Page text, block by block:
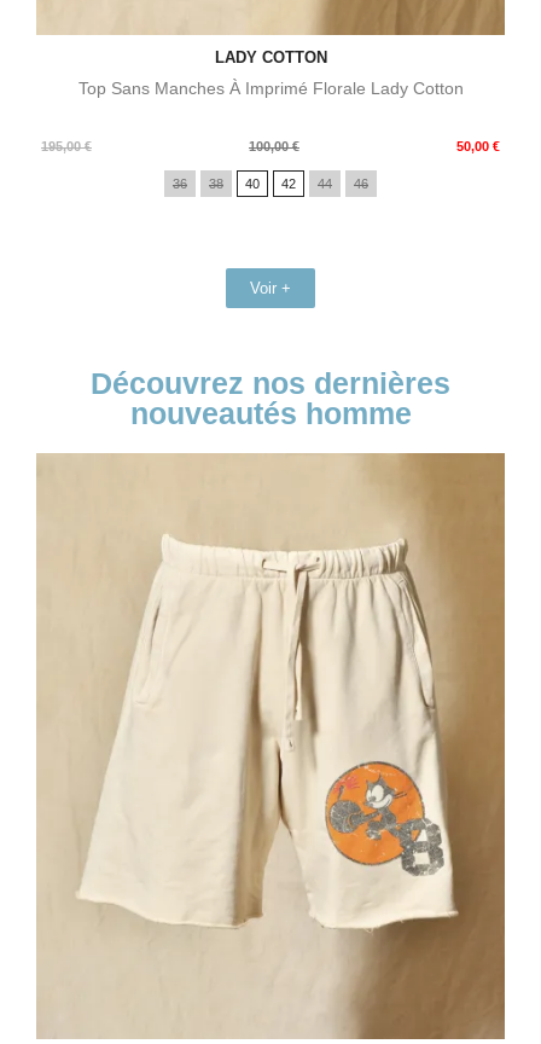
LADY COTTON
Top Sans Manches À Imprimé Florale Lady Cotton
195,00 €
Prix
100,00 € 50,00 €
Prix
36 38 40 42 44 46
Voir +
Découvrez nos dernières
nouveautés homme